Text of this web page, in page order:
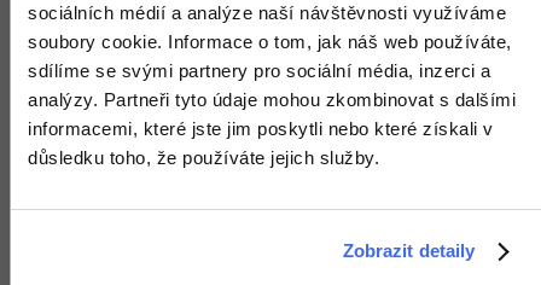
sociálních médií a analýze naší návštěvnosti využíváme
soubory cookie. Informace o tom, jak náš web používáte,
sdílíme se svými partnery pro sociální média, inzerci a
analýzy. Partneři tyto údaje mohou zkombinovat s dalšími
informacemi, které jste jim poskytli nebo které získali v
důsledku toho, že používáte jejich služby.
Zobrazit detaily